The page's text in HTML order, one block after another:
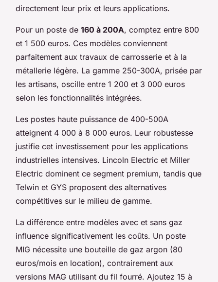
directement leur prix et leurs applications.
Pour un poste de 160 à 200A, comptez entre 800
et 1 500 euros. Ces modèles conviennent
parfaitement aux travaux de carrosserie et à la
métallerie légère. La gamme 250-300A, prisée par
les artisans, oscille entre 1 200 et 3 000 euros
selon les fonctionnalités intégrées.
Les postes haute puissance de 400-500A
atteignent 4 000 à 8 000 euros. Leur robustesse
justifie cet investissement pour les applications
industrielles intensives. Lincoln Electric et Miller
Electric dominent ce segment premium, tandis que
Telwin et GYS proposent des alternatives
compétitives sur le milieu de gamme.
La différence entre modèles avec et sans gaz
influence significativement les coûts. Un poste
MIG nécessite une bouteille de gaz argon (80
euros/mois en location), contrairement aux
versions MAG utilisant du fil fourré. Ajoutez 15 à